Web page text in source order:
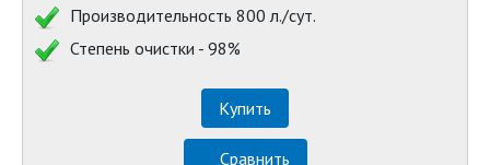
Производительность 800 л./сут.
Степень очистки - 98%
Купить
Сравнить